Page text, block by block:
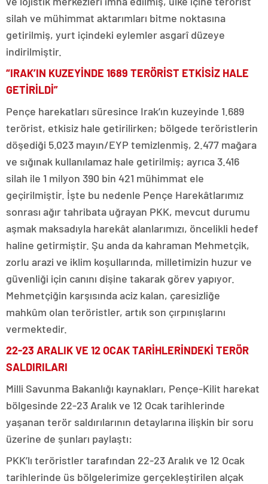
silah ve mühimmat aktarımları bitme noktasına
getirilmiş, yurt içindeki eylemler asgarî düzeye
indirilmiştir.
“IRAK’IN KUZEYİNDE 1689 TERÖRİST ETKİSİZ HALE
GETİRİLDİ”
Pençe harekatları süresince Irak’ın kuzeyinde 1.689
terörist, etkisiz hale getirilirken; bölgede teröristlerin
döşediği 5.023 mayın/EYP temizlenmiş, 2.477 mağara
ve sığınak kullanılamaz hale getirilmiş; ayrıca 3.416
silah ile 1 milyon 390 bin 421 mühimmat ele
geçirilmiştir. İşte bu nedenle Pençe Harekâtlarımız
sonrası ağır tahribata uğrayan PKK, mevcut durumu
aşmak maksadıyla harekât alanlarımızı, öncelikli hedef
haline getirmiştir. Şu anda da kahraman Mehmetçik,
zorlu arazi ve iklim koşullarında, milletimizin huzur ve
güvenliği için canını dişine takarak görev yapıyor.
Mehmetçiğin karşısında aciz kalan, çaresizliğe
mahkûm olan teröristler, artık son çırpınışlarını
vermektedir.
22-23 ARALIK VE 12 OCAK TARİHLERİNDEKİ TERÖR
SALDIRILARI
Milli Savunma Bakanlığı kaynakları, Pençe-Kilit harekat
bölgesinde 22-23 Aralık ve 12 Ocak tarihlerinde
yaşanan terör saldırılarının detaylarına ilişkin bir soru
üzerine de şunları paylaştı:
PKK’lı teröristler tarafından 22-23 Aralık ve 12 Ocak
tarihlerinde üs bölgelerimize gerçekleştirilen alçak